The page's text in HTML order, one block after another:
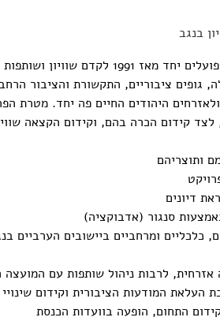
בנגב
הוא ארגון משותף לערבים
ציבוריים, התקשורת והציבור הרחב,
היהודים החיים פה יחד. מטרת
קידום הכרה בהם, וקידום הקצאה
ותוצריהם
דיונים
סנגור (אדבוקציה)
כלכליים ומרחביים ביישובים הערביים
אזרחית, לרבות ניהול שותפות עם
העלאת המודעות הציבורית וקידום
התחום, הופעה בוועדות הכנסת